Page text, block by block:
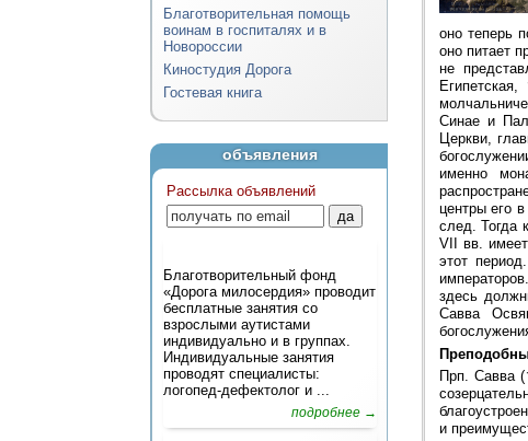
Благотворительная помощь
воинам в госпиталях и в
Новороссии
Киностудия Дорога
Гостевая книга
объявления
Рассылка объявлений
Благотворительный фонд
«Дорога милосердия» проводит
бесплатные занятия со
взрослыми аутистами
индивидуально и в группах.
Индивидуальные занятия
проводят специалисты:
логопед-дефектолог и ...
подробнее →
оно теперь
оно питает
не
Синае и
Церкви,
именно
центры его
след. Тогда
VII вв.
этот
здесь
Савва
Прп. Савва
и